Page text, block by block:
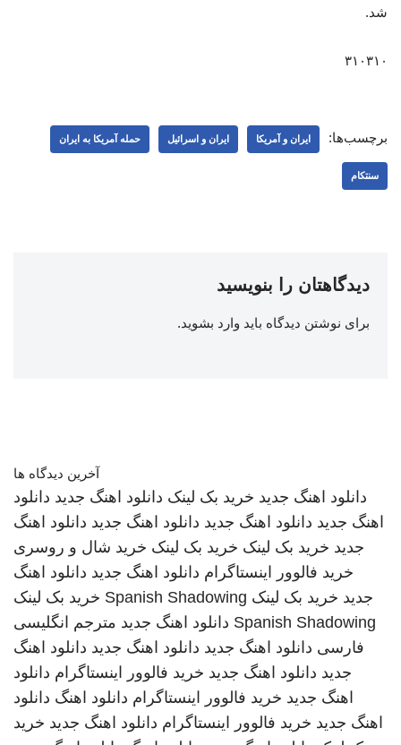
شد.
۳۱۰۳۱۰
برچسب‌ها: ایران و آمریکا ایران و اسرائیل حمله آمریکا به ایران
سنتکام
دیدگاهتان را بنویسید
برای نوشتن دیدگاه باید وارد بشوید.
آخرین دیدگاه ها
دانلود اهنگ جدید خرید بک لینک دانلود اهنگ جدید دانلود
اهنگ جدید دانلود اهنگ جدید دانلود اهنگ جدید دانلود اهنگ
جدید خرید بک لینک خرید بک لینک خرید شال و روسری
خرید فالوور اینستاگرام دانلود اهنگ جدید دانلود اهنگ
جدید خرید بک لینک Spanish Shadowing خرید بک لینک
Spanish Shadowing دانلود اهنگ جدید مترجم انگلیسی
فارسی دانلود اهنگ جدید دانلود اهنگ جدید دانلود اهنگ
جدید دانلود اهنگ جدید خرید فالوور اینستاگرام دانلود
اهنگ جدید خرید فالوور اینستاگرام دانلود اهنگ دانلود
اهنگ جدید خرید فالوور اینستاگرام دانلود اهنگ جدید خرید